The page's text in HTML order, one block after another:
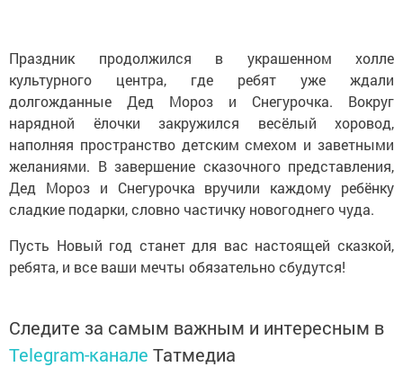
Праздник продолжился в украшенном холле
культурного центра, где ребят уже ждали
долгожданные Дед Мороз и Снегурочка. Вокруг
нарядной ёлочки закружился весёлый хоровод,
наполняя пространство детским смехом и заветными
желаниями. В завершение сказочного представления,
Дед Мороз и Снегурочка вручили каждому ребёнку
сладкие подарки, словно частичку новогоднего чуда.
Пусть Новый год станет для вас настоящей сказкой,
ребята, и все ваши мечты обязательно сбудутся!
Следите за самым важным и интересным в
Telegram-канале Татмедиа